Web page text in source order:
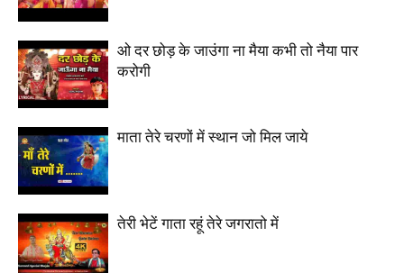
ओ दर छोड़ के जाउंगा ना मैया कभी तो नैया पार
करोगी
माता तेरे चरणों में स्थान जो मिल जाये
तेरी भेटें गाता रहूं तेरे जगरातो में